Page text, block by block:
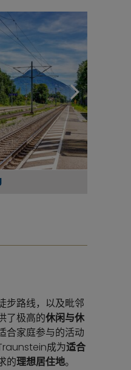
步路线，以及毗邻
了极高的休闲与休
合家庭参与的活动
成为适合
的理想居住地。